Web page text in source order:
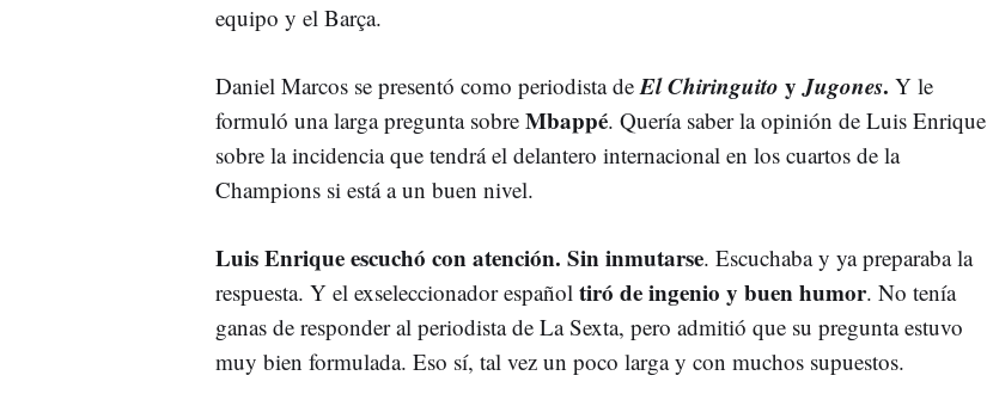
equipo y el Barça.
Daniel Marcos se presentó como periodista de El Chiringuito yJugones. Y le
formuló una larga pregunta sobre Mbappé. Quería saber la opinión de Luis Enrique
sobre la incidencia que tendrá el delantero internacional en los cuartos de la
Champions si está a un buen nivel.
Luis Enrique escuchó con atención. Sin inmutarse. Escuchaba y ya preparaba la
respuesta. Y el exseleccionador español tiró de ingenio y buen humor. No tenía
ganas de responder al periodista de La Sexta, pero admitió que su pregunta estuvo
muy bien formulada. Eso sí, tal vez un poco larga y con muchos supuestos.